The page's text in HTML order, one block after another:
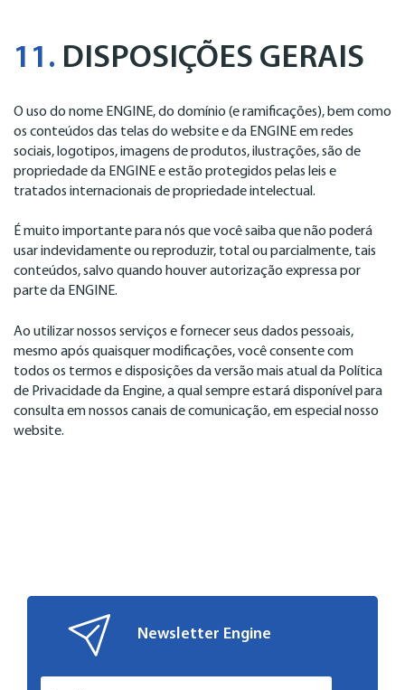
11. DISPOSIÇÕES GERAIS
O uso do nome ENGINE, do domínio (e ramificações), bem como
os conteúdos das telas do website e da ENGINE em redes
sociais, logotipos, imagens de produtos, ilustrações, são de
propriedade da ENGINE e estão protegidos pelas leis e
tratados internacionais de propriedade intelectual.
É muito importante para nós que você saiba que não poderá
usar indevidamente ou reproduzir, total ou parcialmente, tais
conteúdos, salvo quando houver autorização expressa por
parte da ENGINE.
Ao utilizar nossos serviços e fornecer seus dados pessoais,
mesmo após quaisquer modificações, você consente com
todos os termos e disposições da versão mais atual da Política
de Privacidade da Engine, a qual sempre estará disponível para
consulta em nossos canais de comunicação, em especial nosso
website.
Newsletter Engine